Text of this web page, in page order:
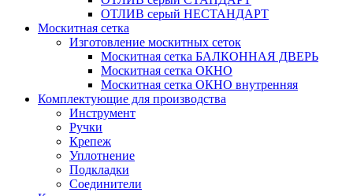
ОТЛИВ серый НЕСТАНДАРТ
Москитная сетка
Изготовление москитных сеток
Москитная сетка БАЛКОННАЯ ДВЕРЬ
Москитная сетка ОКНО
Москитная сетка ОКНО внутренняя
Комплектующие для производства
Инструмент
Ручки
Крепеж
Уплотнение
Подкладки
Соединители